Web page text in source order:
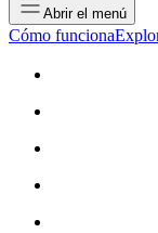
Abrir el menú
Cómo funciona